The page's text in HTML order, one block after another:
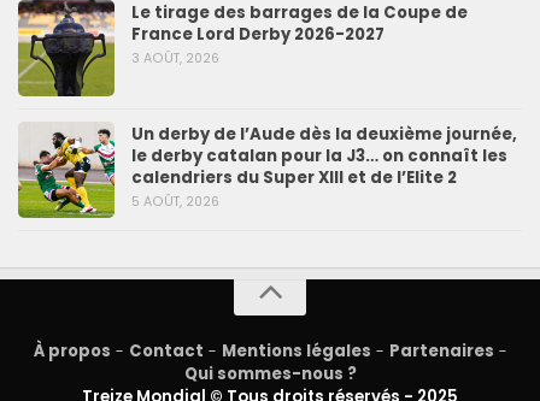
Le tirage des barrages de la Coupe de
France Lord Derby 2026-2027
3 AOÛT, 2026
Un derby de l’Aude dès la deuxième journée,
le derby catalan pour la J3… on connaît les
calendriers du Super XIII et de l’Elite 2
5 AOÛT, 2026
À propos - Contact - Mentions légales - Partenaires -
Qui sommes-nous ?